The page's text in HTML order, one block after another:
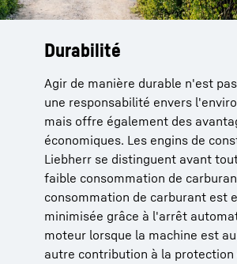
Durabilité
Agir de manière durable n'est
une responsabilité envers
mais offre également des
économiques. Les engins de
Liebherr se distinguent avant
faible consommation de
consommation de carburant est
minimisée grâce à l'arrêt
moteur lorsque la machine est
autre contribution à la protection
Le programme Reman
En utilisant des composants
dans le cadre de notre
nous apportons une contribution
la protection de l'environnement
préservation des ressources. Le
Reman de Liebherr offre une
pour le maintien de la valeur des
grâce à une remise à neuf
experts conformément aux
(Original Equipment